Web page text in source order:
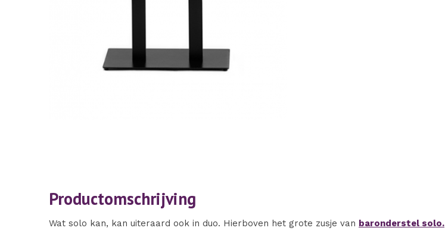
Productomschrijving
Wat solo kan, kan uiteraard ook in duo. Hierboven het grote zusje van baronderstel solo.